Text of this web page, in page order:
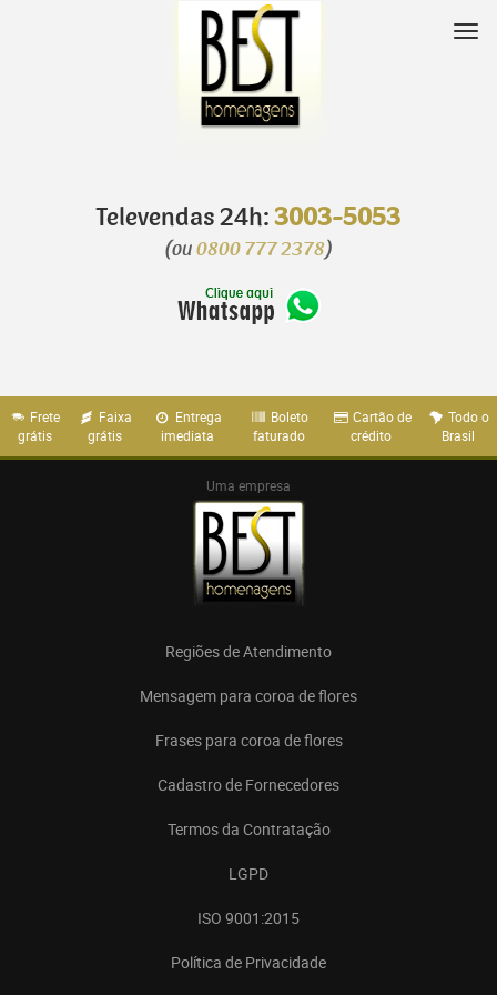
Televendas 24h: 3003-5053
(ou 0800 777 2378)
Frete
grátis
Faixa
grátis
Entrega
imediata
Boleto
faturado
Cartão de
crédito
Todo o
Brasil
Uma empresa
Regiões de Atendimento
Mensagem para coroa de flores
Frases para coroa de flores
Cadastro de Fornecedores
Termos da Contratação
LGPD
ISO 9001:2015
Política de Privacidade